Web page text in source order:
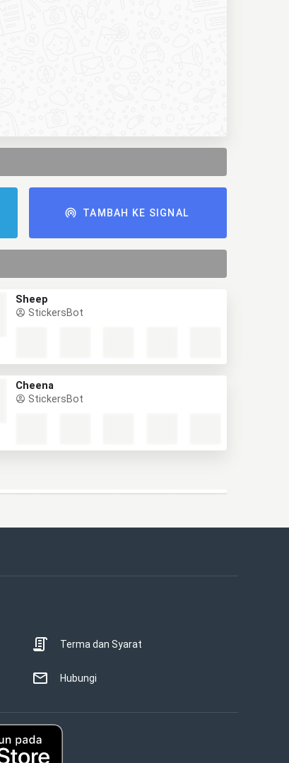
TAMBAH KE SIGNAL
Sheep
StickersBot
Cheena
StickersBot
Terma dan Syarat
Hubungi